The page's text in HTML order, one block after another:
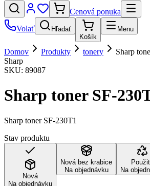
Cenová ponuka
Volať
Hľadať
Košík
Menu
Domov Produkty tonery
Sharp
Sharp
SKU: 89087
Sharp toner SF-
Sharp toner SF-230T1
Stav produktu
Nová
Na objednávku
Nová bez krabice
Na objednávku
Na